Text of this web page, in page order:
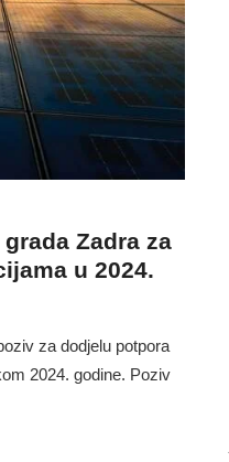
Zadra za
u 2024.
za dodjelu potpora
2024. godine. Poziv